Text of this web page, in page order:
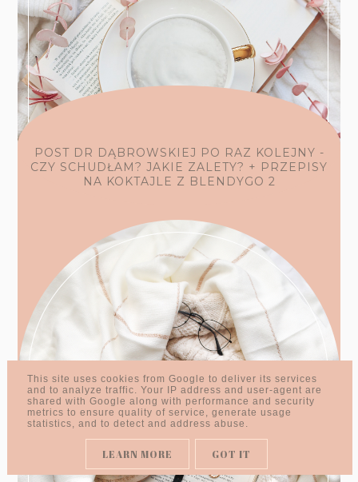
POST DR DĄBROWSKIEJ PO RAZ KOLEJNY -
CZY SCHUDŁAM? JAKIE ZALETY? + PRZEPISY
NA KOKTAJLE Z BLENDYGO 2
This site uses cookies from Google to deliver its services
and to analyze traffic. Your IP address and user-agent are
shared with Google along with performance and security
metrics to ensure quality of service, generate usage
statistics, and to detect and address abuse.
LEARN MORE GOT IT